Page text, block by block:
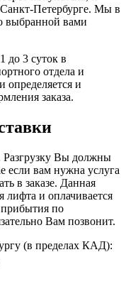
Санкт-Петербурге. Мы в
выбранной вами
до 3 суток в
отдела и
определяется и
заказа.
Разгрузку Вы должны
если вам нужна услуга
в заказе. Данная
лифта и оплачивается
по
Вам позвонит.
(в пределах КАД):